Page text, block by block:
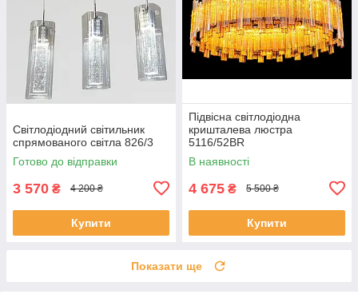
Світлодіодний світильник
спрямованого світла 826/3
Готово до відправки
3 570 ₴ 4 200 ₴
Купити
Підвісна світлодіодна
кришталева люстра
5116/52BR
В наявності
4 675 ₴ 5 500 ₴
Купити
Показати ще